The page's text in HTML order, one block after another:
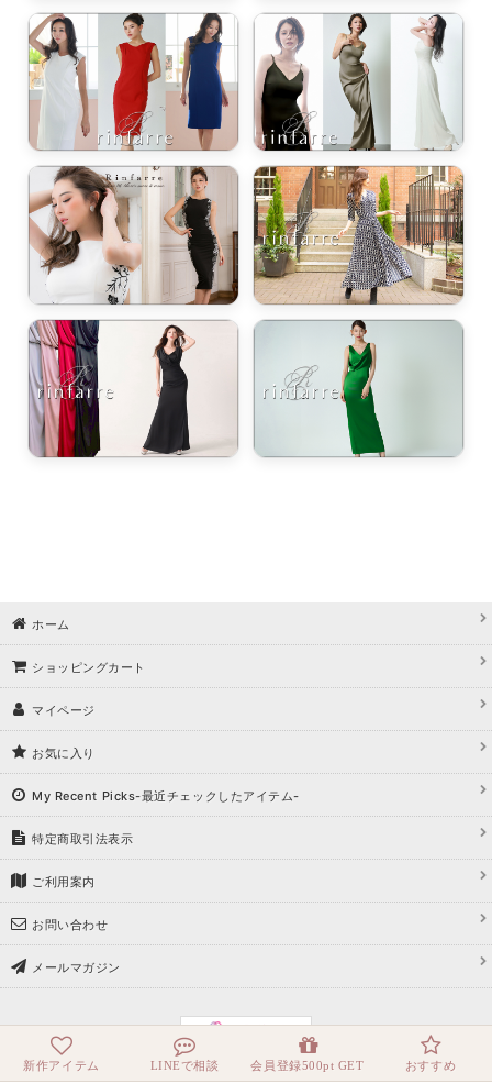
新作アイテム LINEで相談 会員登録500pt GET おすすめ
ホーム
ショッピングカート
マイページ
お気に入り
My Recent Picks-最近チェックしたアイテム-
特定商取引法表示
ご利用案内
お問い合わせ
メールマガジン